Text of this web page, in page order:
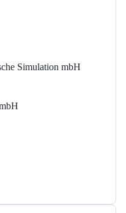
Simulation mbH